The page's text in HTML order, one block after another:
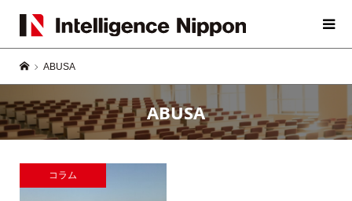
ABUSA
ABUSA
コラム